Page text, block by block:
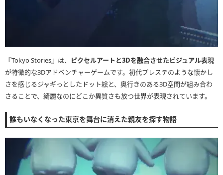
『Tokyo Stories』は、
ピクセルアートと3Dを融合させたビジュアル表現
が特徴的な3Dアドベンチャーゲームです。初代プレステのような懐かし
さを感じるジャギっとしたドット絵と、奥行きのある3D空間が組み合わ
さることで、綺麗なのにどこか異質さも放つ世界が表現されています。
誰もいなくなった東京を舞台に消えた親友を探す物語